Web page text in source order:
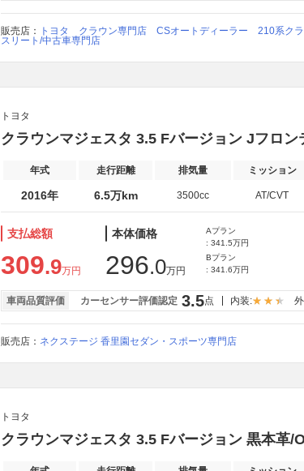
販売店：
トヨタ クラウン専門店 CSオートディーラー 210系クラ
スリート/中古車専門店
トヨタ
クラウンマジェスタ 3.5 Fバージョン Jフロ
年式 走行距離 排気量 ミッション
2016年 6.5万km 3500cc AT/CVT
支払総額
309.9万円
本体価格
296.0万円
Aプラン
: 341.5万円
Bプラン
: 341.6万円
車両品質評価 カーセンサー評価認定 3.5点 内装:
販売店： ネクステージ 香里園セダン・スポーツ専門店
トヨタ
クラウンマジェスタ 3.5 Fバージョン 黒本革/